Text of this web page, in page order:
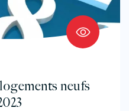
neufs